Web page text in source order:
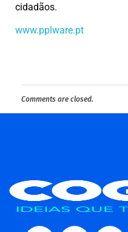
cidadãos.
www.pplware.pt
Comments are closed.